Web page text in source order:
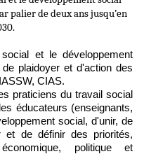
palier de deux ans jusqu’en
et le développement
plaidoyer et d'action des
CIAS.
praticiens du travail social
éducateurs (enseignants,
social, d'unir, de
et de définir des priorités,
politique et